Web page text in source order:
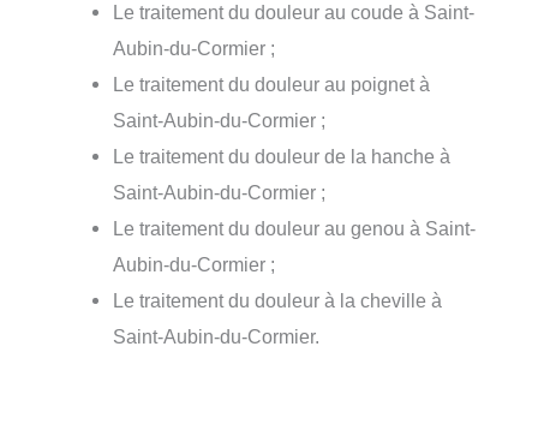
Le traitement du douleur au coude à Saint-
Aubin-du-Cormier ;
Le traitement du douleur au poignet à
Saint-Aubin-du-Cormier ;
Le traitement du douleur de la hanche à
Saint-Aubin-du-Cormier ;
Le traitement du douleur au genou à Saint-
Aubin-du-Cormier ;
Le traitement du douleur à la cheville à
Saint-Aubin-du-Cormier.